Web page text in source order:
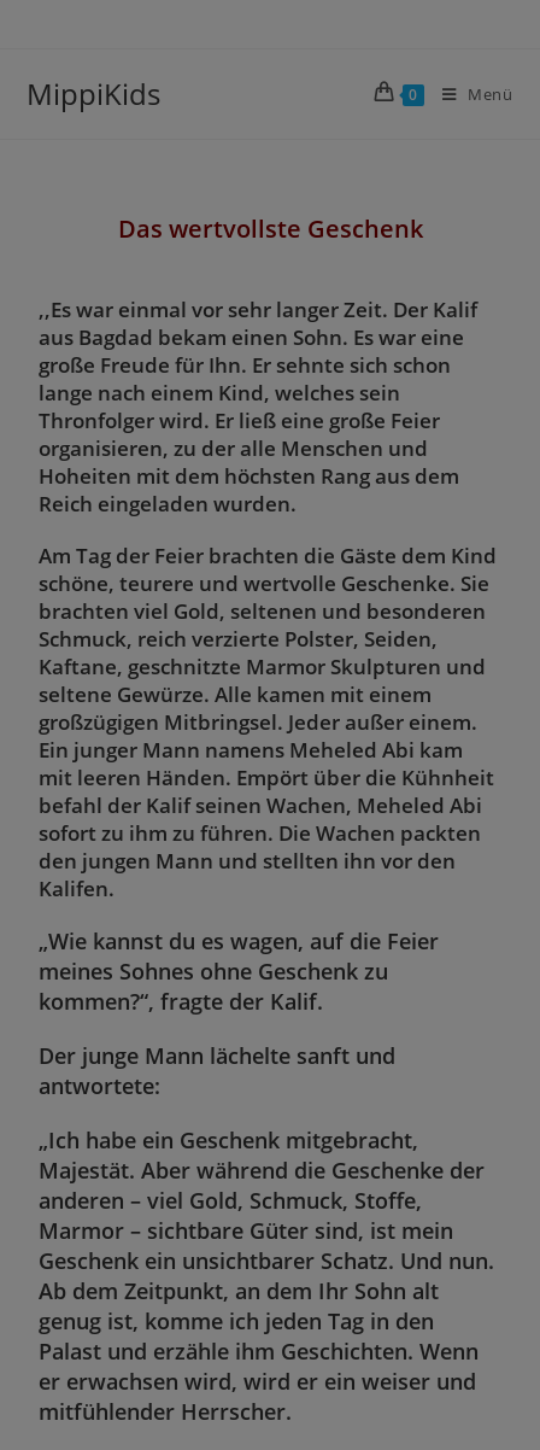
MippiKids 0 Menü
Das wertvollste Geschenk
,,Es war einmal vor sehr langer Zeit. Der Kalif
aus Bagdad bekam einen Sohn. Es war eine
große Freude für Ihn. Er sehnte sich schon
lange nach einem Kind, welches sein
Thronfolger wird. Er ließ eine große Feier
organisieren, zu der alle Menschen und
Hoheiten mit dem höchsten Rang aus dem
Reich eingeladen wurden.
Am Tag der Feier brachten die Gäste dem Kind
schöne, teurere und wertvolle Geschenke. Sie
brachten viel Gold, seltenen und besonderen
Schmuck, reich verzierte Polster, Seiden,
Kaftane, geschnitzte Marmor Skulpturen und
seltene Gewürze. Alle kamen mit einem
großzügigen Mitbringsel. Jeder außer einem.
Ein junger Mann namens Meheled Abi kam
mit leeren Händen. Empört über die Kühnheit
befahl der Kalif seinen Wachen, Meheled Abi
sofort zu ihm zu führen. Die Wachen packten
den jungen Mann und stellten ihn vor den
Kalifen.
„Wie kannst du es wagen, auf die Feier
meines Sohnes ohne Geschenk zu
kommen?“, fragte der Kalif.
Der junge Mann lächelte sanft und
antwortete:
„Ich habe ein Geschenk mitgebracht,
Majestät. Aber während die Geschenke der
anderen – viel Gold, Schmuck, Stoffe,
Marmor – sichtbare Güter sind, ist mein
Geschenk ein unsichtbarer Schatz. Und nun.
Ab dem Zeitpunkt, an dem Ihr Sohn alt
genug ist, komme ich jeden Tag in den
Palast und erzähle ihm Geschichten. Wenn
er erwachsen wird, wird er ein weiser und
mitfühlender Herrscher.